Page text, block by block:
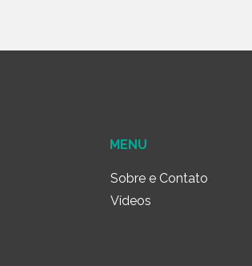
MENU
Sobre e Contato
Vídeos